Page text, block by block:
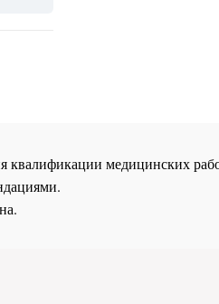
квалификации медицинских